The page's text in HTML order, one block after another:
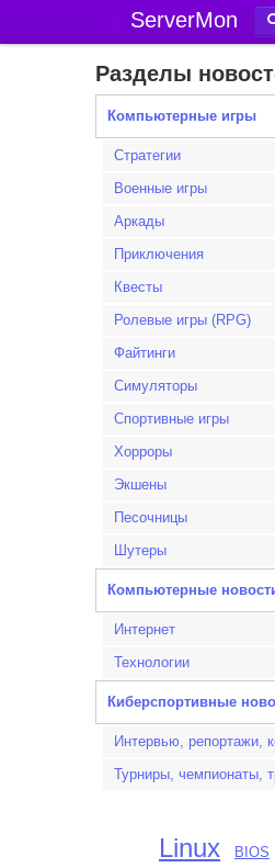
ServerMon
Разделы
Компьютерные игры
Стратегии
Военные игры
Аркады
Приключения
Квесты
Ролевые игры (RPG)
Файтинги
Симуляторы
Спортивные игры
Хорроры
Экшены
Песочницы
Шутеры
Компьютерные
Интернет
Технологии
Киберспортивные
Интервью, репортажи,
Турниры, чемпионаты,
Linux BIOS